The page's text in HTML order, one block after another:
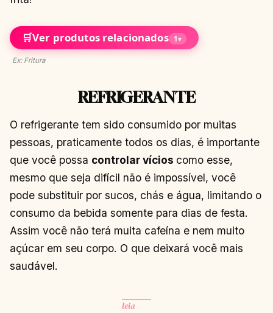
🛒Ver produtos relacionados 1▾
Ex: Fritura
REFRIGERANTE
O refrigerante tem sido consumido por muitas
pessoas, praticamente todos os dias, é importante
que você possa controlar vícios como esse,
mesmo que seja difícil não é impossível, você
pode substituir por sucos, chás e água, limitando o
consumo da bebida somente para dias de festa.
Assim você não terá muita cafeína e nem muito
açúcar em seu corpo. O que deixará você mais
saudável.
leia